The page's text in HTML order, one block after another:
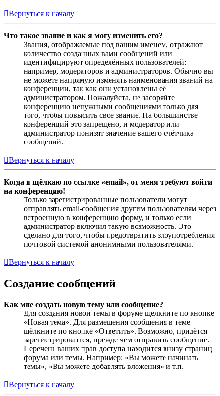
Вернуться к началу
Что такое звание и как я могу изменить его?
Звания, отображаемые под вашим именем, отражают
количество созданных вами сообщений или
идентифицируют определённых пользователей:
например, модераторов и администраторов. Обычно вы
не можете напрямую изменять наименования званий на
конференции, так как они установлены её
администратором. Пожалуйста, не засоряйте
конференцию ненужными сообщениями только для
того, чтобы повысить своё звание. На большинстве
конференций это запрещено, и модератор или
администратор понизят значение вашего счётчика
сообщений.
Вернуться к началу
Когда я щёлкаю по ссылке «email», от меня требуют войти
на конференцию!
Только зарегистрированные пользователи могут
отправлять email-сообщения другим пользователям через
встроенную в конференцию форму, и только если
администратор включил такую возможность. Это
сделано для того, чтобы предотвратить злоупотребления
почтовой системой анонимными пользователями.
Вернуться к началу
Создание сообщений
Как мне создать новую тему или сообщение?
Для создания новой темы в форуме щёлкните по кнопке
«Новая тема». Для размещения сообщения в теме
щёлкните по кнопке «Ответить». Возможно, придётся
зарегистрироваться, прежде чем отправить сообщение.
Перечень ваших прав доступа находится внизу страниц
форума или темы. Например: «Вы можете начинать
темы», «Вы можете добавлять вложения» и т.п.
Вернуться к началу